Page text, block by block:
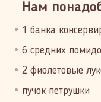
Нам
1 банка
6 средних
2 фиолетовые
пучок петрушки